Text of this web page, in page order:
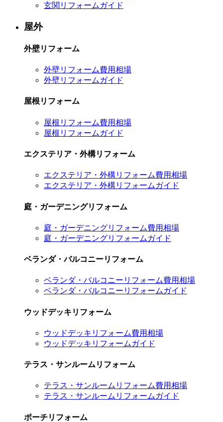
玄関リフォームガイド
屋外
外壁リフォーム
外壁リフォーム費用相場
外壁リフォームガイド
屋根リフォーム
屋根リフォーム費用相場
屋根リフォームガイド
エクステリア・外構リフォーム
エクステリア・外構リフォーム費用相場
エクステリア・外構リフォームガイド
庭・ガーデニングリフォーム
庭・ガーデニングリフォーム費用相場
庭・ガーデニングリフォームガイド
ベランダ・バルコニーリフォーム
ベランダ・バルコニーリフォーム費用相場
ベランダ・バルコニーリフォームガイド
ウッドデッキリフォーム
ウッドデッキリフォーム費用相場
ウッドデッキリフォームガイド
テラス・サンルームリフォーム
テラス・サンルームリフォーム費用相場
テラス・サンルームリフォームガイド
ポーチリフォーム